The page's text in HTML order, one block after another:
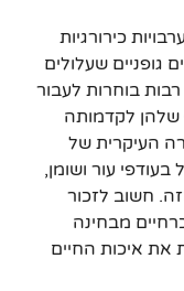
כירורגיות
שעלולים
בוחרות לעבור
שלהן לקדמותה
העיקרית של
עור ושומן,
חשוב לזכור
מבחינה
את איכות החיים